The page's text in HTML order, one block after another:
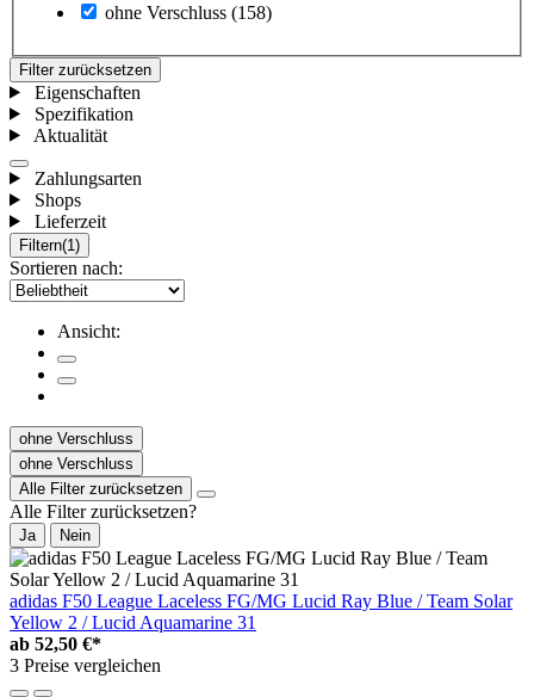
ohne Verschluss (158)
Filter zurücksetzen
Eigenschaften
Spezifikation
Aktualität
Zahlungsarten
Shops
Lieferzeit
Filtern(1)
Sortieren nach:
Ansicht:
ohne Verschluss
ohne Verschluss
Alle Filter zurücksetzen
Alle Filter zurücksetzen?
Ja Nein
adidas F50 League Laceless FG/MG Lucid Ray Blue / Team Solar
Yellow 2 / Lucid Aquamarine 31
ab 52,50 €*
3 Preise vergleichen